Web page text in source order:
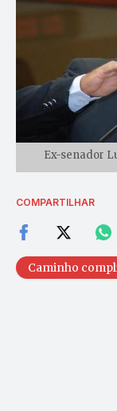
Ex-senador
COMPARTILHAR
Caminho